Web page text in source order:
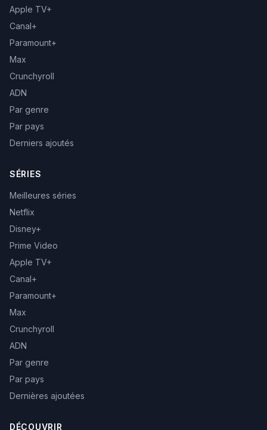
Apple TV+
Canal+
Paramount+
Max
Crunchyroll
ADN
Par genre
Par pays
Derniers ajoutés
SÉRIES
Meilleures séries
Netflix
Disney+
Prime Video
Apple TV+
Canal+
Paramount+
Max
Crunchyroll
ADN
Par genre
Par pays
Dernières ajoutées
DÉCOUVRIR